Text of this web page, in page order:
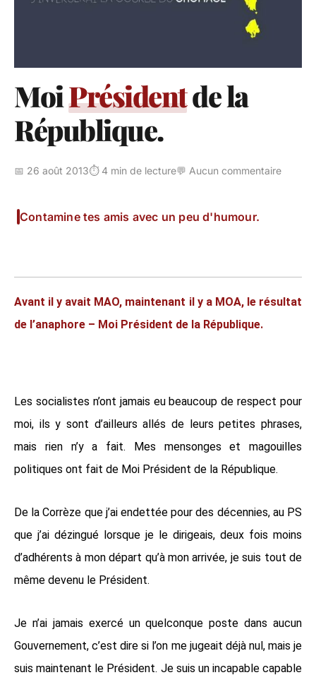
MoiPrésidentde la
République.
📅 26 août 2013⏱️ 4 min de lecture💬 Aucun commentaire
Contamine tes amis avec un peu d'humour.
Avant il y avait MAO, maintenant il y a MOA, le résultat
de l’anaphore – Moi Président de la République.
Les socialistes n’ont jamais eu beaucoup de respect pour
moi, ils y sont d’ailleurs allés de leurs petites phrases,
mais rien n’y a fait. Mes mensonges et magouilles
politiques ont fait de Moi Président de la République.
De la Corrèze que j’ai endettée pour des décennies, au PS
que j’ai dézingué lorsque je le dirigeais, deux fois moins
d’adhérents à mon départ qu’à mon arrivée, je suis tout de
même devenu le Président.
Je n’ai jamais exercé un quelconque poste dans aucun
Gouvernement, c’est dire si l’on me jugeait déjà nul, mais je
suis maintenant le Président. Je suis un incapable capable